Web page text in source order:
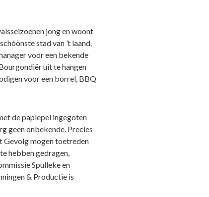
jong en woont
stad van ’t laand.
voor een bekende
uit te hangen
voor een borrel, BBQ
de paplepel ingegoten
geen onbekende. Precies
Gevolg mogen toetreden
hebben gedragen,
Spulleke en
& Productie is